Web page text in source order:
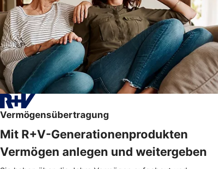
Vermögensübertragung
Mit R+V-Generationenprodukten
Vermögen anlegen und weitergeben